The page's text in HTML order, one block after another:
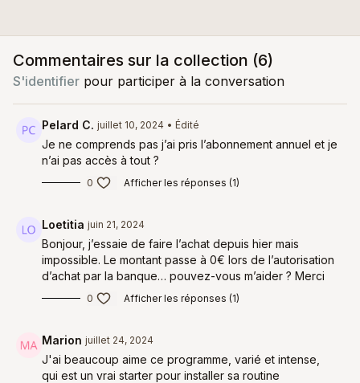
Commentaires sur la collection (6)
S'identifier pour participer à la conversation
Pelard C. juillet 10, 2024 • Édité
Je ne comprends pas j’ai pris l’abonnement annuel et je
n’ai pas accès à tout ?
0 Afficher les réponses (1)
Loetitia juin 21, 2024
Bonjour, j’essaie de faire l’achat depuis hier mais
impossible. Le montant passe à 0€ lors de l’autorisation
d’achat par la banque… pouvez-vous m’aider ? Merci
0 Afficher les réponses (1)
Marion juillet 24, 2024
J'ai beaucoup aime ce programme, varié et intense,
qui est un vrai starter pour installer sa routine